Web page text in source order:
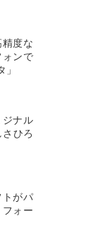
度な
ンで
ナル
ひろ
がパ
ォー